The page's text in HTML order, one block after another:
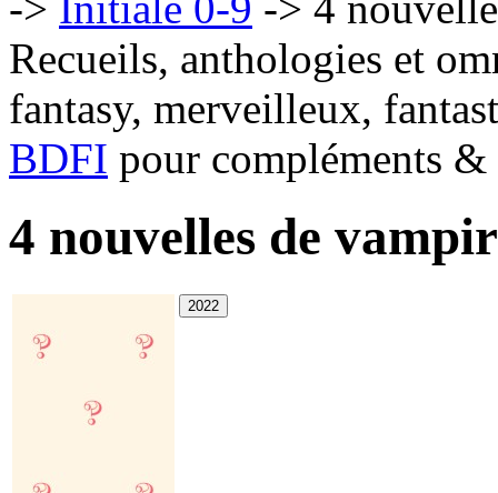
Recueils, anthologies et
fantasy, merveilleux,
BDFI pour compléments
4 nouvelles de